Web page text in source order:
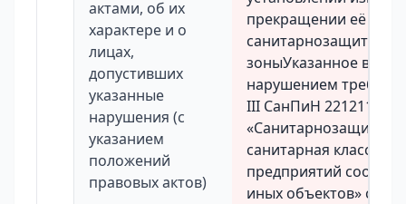
актами, об их
характере и о
лицах,
допустивших
указанные
нарушения (с
указанием
положений
правовых актов)
прекращении её
санитарнозащитной
зоныУказанное выше
нарушением
III СанПиН
санитарная
предприятий
иных объектов» ст11